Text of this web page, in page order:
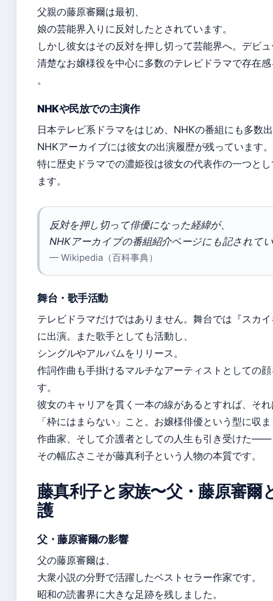
父親の藤原審爾は最初、
娘の芸能界入りに反対したとされています。
しかし彼女はその反対を押し切って芸能界へ。デビ
清楚なお嬢様役を中心に多数のテレビドラマで存在
。
NHKや民放での主演作
日本テレビ系ドラマをはじめ、NHKの番組にも多数
NHKアーカイブには彼女の出演履歴が残っています。
特に歴史ドラマでの濃姫役は彼女の代表作の一つと
ます。
反対を押し切って俳優になった経緯が、
NHKアーカイブの番組紹介ページにも記されて
— Wikipedia（百科事典）
舞台・歌手活動
テレビドラマだけではありません。舞台では『スカ
に出演。また歌手としても活動し、
シングルやアルバムをリリース。
作詞作曲も手掛けるマルチなアーティストとしての
す。
彼女のキャリアを貫く一本の線があるとすれば、そ
「枠にはまらない」こと。お嬢様俳優という型に収
作曲家、そして介護者としての人生も引き受けた——
その幅広さこそが藤真利子という人物の本質です。
藤真利子と家族〜父・藤原審爾
護
父・藤原審爾の影響
父の藤原審爾は、
大衆小説の分野で活躍したベストセラー作家です。
昭和の読書界に大きな足跡を残しました。